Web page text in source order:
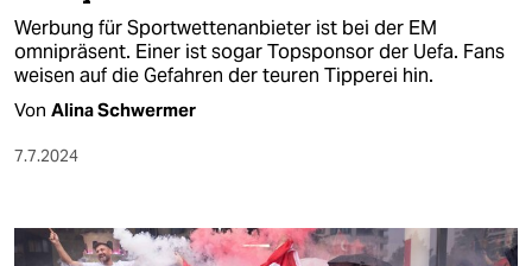
Werbung für Sportwettenanbieter ist bei der EM
omnipräsent. Einer ist sogar Topsponsor der Uefa. Fans
weisen auf die Gefahren der teuren Tipperei hin.
Von Alina Schwermer
7.7.2024